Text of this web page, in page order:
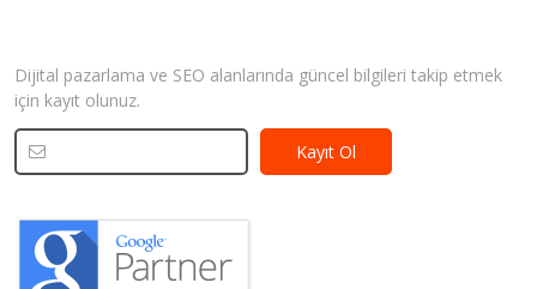
Dijital pazarlama ve SEO alanlarında güncel bilgileri takip etmek
için kayıt olunuz.